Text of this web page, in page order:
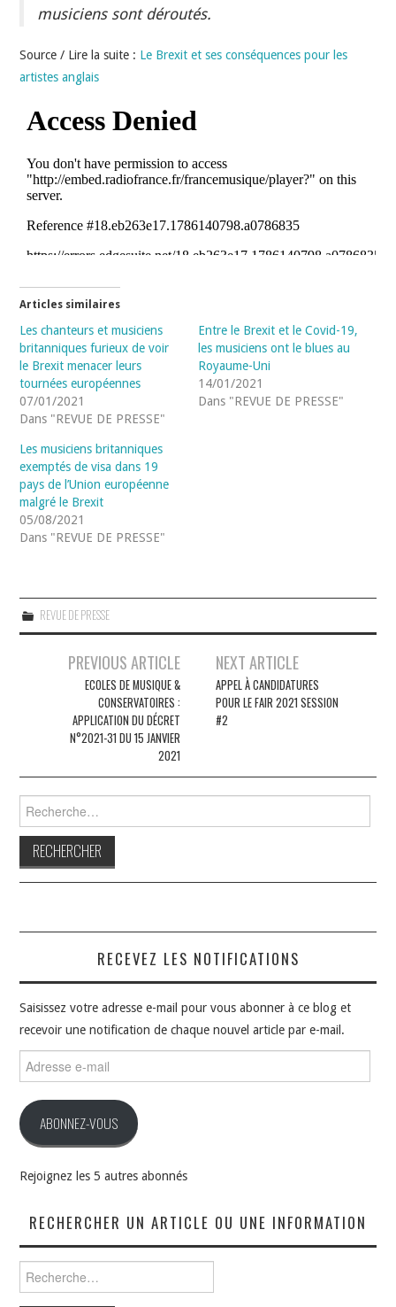
musiciens sont déroutés.
Source / Lire la suite : Le Brexit et ses conséquences pour les
artistes anglais
Articles similaires
Les chanteurs et musiciens
britanniques furieux de voir
le Brexit menacer leurs
tournées européennes
07/01/2021
Dans "REVUE DE PRESSE"
Entre le Brexit et le Covid-19,
les musiciens ont le blues au
Royaume-Uni
14/01/2021
Dans "REVUE DE PRESSE"
Les musiciens britanniques
exemptés de visa dans 19
pays de l’Union européenne
malgré le Brexit
05/08/2021
Dans "REVUE DE PRESSE"
REVUE DE PRESSE
NavigationPREVIOUS ARTICLE
ECOLES DE MUSIQUE &
CONSERVATOIRES :
APPLICATION DU DÉCRET
N°2021-31 DU 15 JANVIER
2021
NEXT ARTICLE
APPEL À CANDIDATURES
POUR LE FAIR 2021 SESSION
#2
RECEVEZ LES NOTIFICATIONS
Saisissez votre adresse e-mail pour vous abonner à ce blog et
recevoir une notification de chaque nouvel article par e-mail.
e-
ABONNEZ-VOUS
Rejoignez les 5 autres abonnés
RECHERCHER UN ARTICLE OU UNE INFORMATION